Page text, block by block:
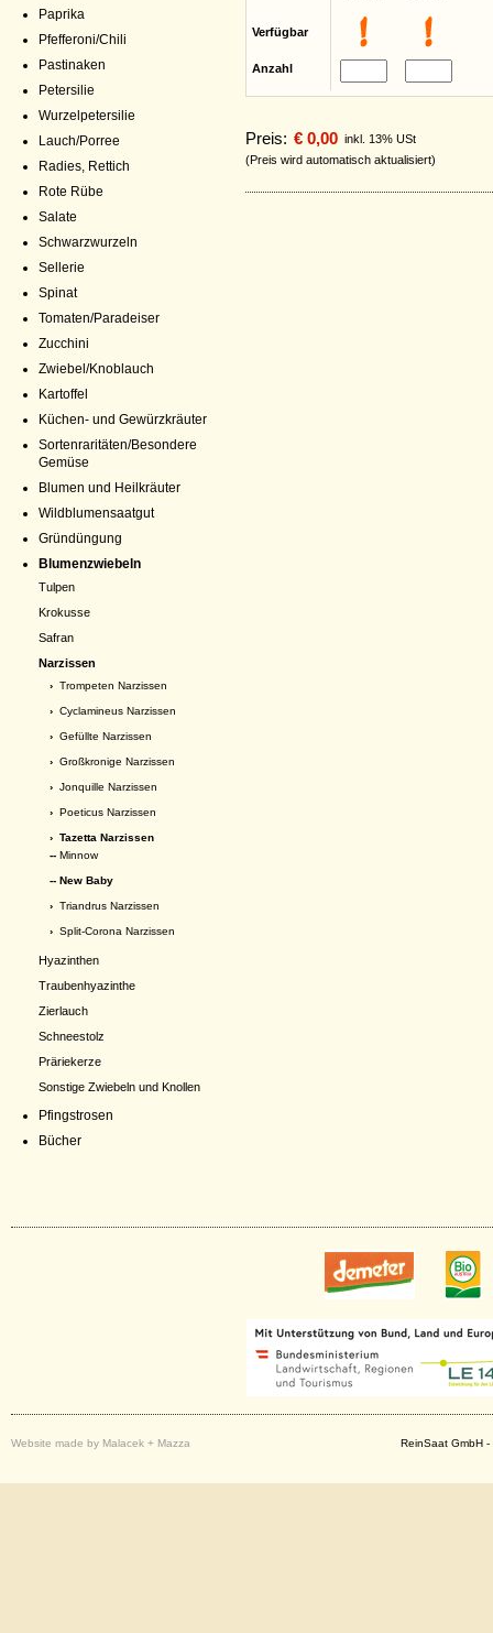
Paprika
Pfefferoni/Chili
Pastinaken
Petersilie
Wurzelpetersilie
Lauch/Porree
Radies, Rettich
Rote Rübe
Salate
Schwarzwurzeln
Sellerie
Spinat
Tomaten/Paradeiser
Zucchini
Zwiebel/Knoblauch
Kartoffel
Küchen- und Gewürzkräuter
Sortenraritäten/Besondere
Gemüse
Blumen und Heilkräuter
Wildblumensaatgut
Gründüngung
Blumenzwiebeln
Tulpen
Krokusse
Safran
Narzissen
› Trompeten Narzissen
› Cyclamineus Narzissen
› Gefüllte Narzissen
› Großkronige Narzissen
› Jonquille Narzissen
› Poeticus Narzissen
› Tazetta Narzissen
-- Minnow
-- New Baby
› Triandrus Narzissen
› Split-Corona Narzissen
Hyazinthen
Traubenhyazinthe
Zierlauch
Schneestolz
Präriekerze
Sonstige Zwiebeln und Knollen
Pfingstrosen
Bücher
Verfügbar
Anzahl
Preis: € 0,00 inkl. 13% USt
(Preis wird automatisch aktualisiert)
Website made by Malacek + Mazza ReinSaat GmbH